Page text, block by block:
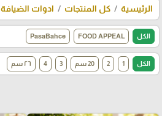
الرئيسية كل المنتجات ادوات الضيافة
الكل FOOD APPEAL
PasaBahce
الكل 1
2 20 سم 3
4 ٢٦ سم